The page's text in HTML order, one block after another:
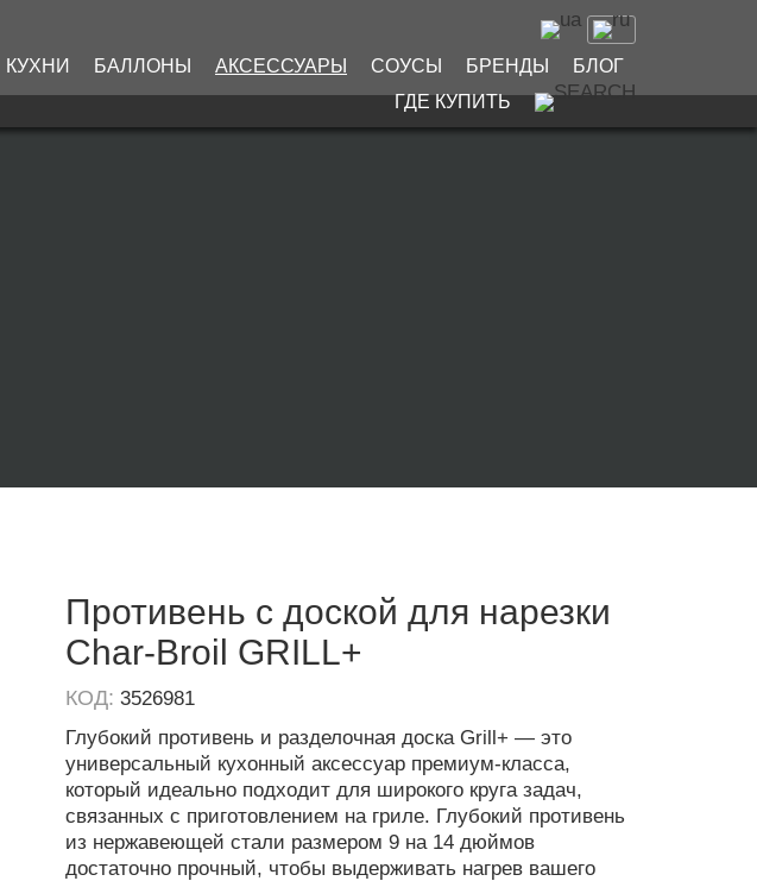
КУХНИ БАЛЛОНЫ АКСЕССУАРЫ СОУСЫ БРЕНДЫ
БЛОГ
ГДЕ КУПИТЬ
Противень c доской для нарезки
Char-Broil GRILL+
КОД: 3526981
Глубокий противень и разделочная доска Grill+ — это
универсальный кухонный аксессуар премиум-класса,
который идеально подходит для широкого круга задач,
связанных с приготовлением на гриле. Глубокий противень
из нержавеющей стали размером 9 на 14 дюймов
достаточно прочный, чтобы выдерживать нагрев вашего